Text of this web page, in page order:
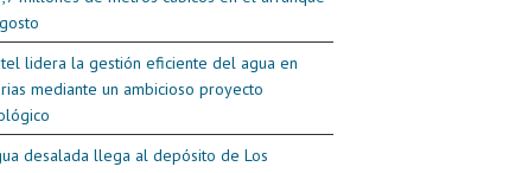
lidera la gestión eficiente del agua en
mediante un ambicioso proyecto
desalada llega al depósito de Los